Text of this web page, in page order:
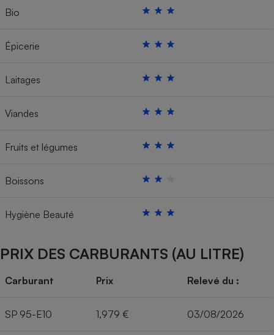
Bio
Épicerie
Laitages
Viandes
Fruits et légumes
Boissons
Hygiène Beauté
PRIX DES CARBURANTS (AU LITRE)
Carburant Prix Relevé du :
SP 95-E10 1,979 € 03/08/2026